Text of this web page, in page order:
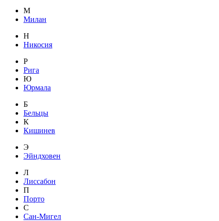
М
Милан
Н
Никосия
Р
Рига
Ю
Юрмала
Б
Бельцы
К
Кишинев
Э
Эйндховен
Л
Лиссабон
П
Порто
С
Сан-Мигел